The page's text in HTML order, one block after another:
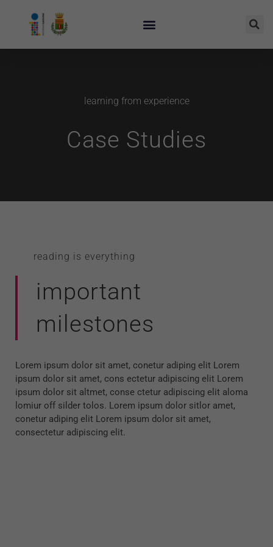
learning from experience
Case Studies
reading is everything
important
milestones
Lorem ipsum dolor sit amet, conetur adiping elit Lorem
ipsum dolor sit amet, cons ectetur adipiscing elit Lorem
ipsum dolor sit altmet, conse ctetur adipiscing elit aloma
lomiur off silder tolos. Lorem ipsum dolor sitlor amet,
conetur adiping elit Lorem ipsum dolor sit amet,
consectetur adipiscing elit.